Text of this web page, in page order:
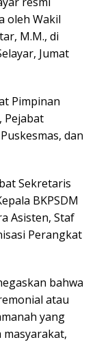
oleh Wakil
M.M., di
Jumat
Pimpinan
Pejabat
dan
Sekretaris
BKPSDM
Asisten, Staf
Perangkat
bahwa
atau
yang